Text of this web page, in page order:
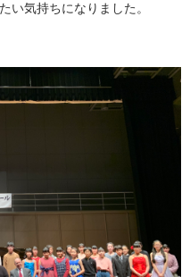
い気持ちになりました。